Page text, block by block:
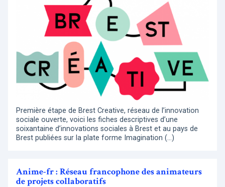
Première étape de Brest Creative, réseau de l’innovation
sociale ouverte, voici les fiches descriptives d’une
soixantaine d’innovations sociales à Brest et au pays de
Brest publiées sur la plate forme Imagination (…)
Anime-fr : Réseau francophone des animateurs
de projets collaboratifs